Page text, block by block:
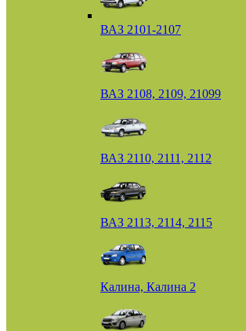
ВАЗ 2101-2107
ВАЗ 2108, 2109, 21099
ВАЗ 2110, 2111, 2112
ВАЗ 2113, 2114, 2115
Калина, Калина 2